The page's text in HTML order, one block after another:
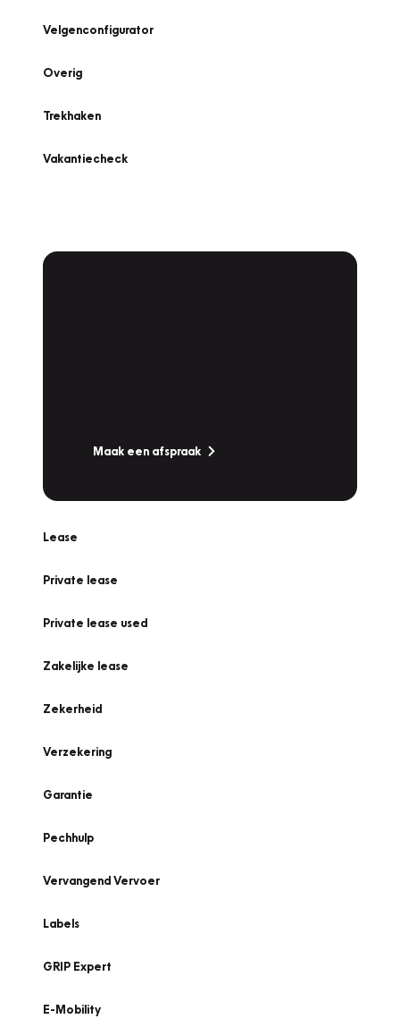
Velgenconfigurator
Overig
Trekhaken
Vakantiecheck
Maak een afspraak
Lease
Private lease
Private lease used
Zakelijke lease
Zekerheid
Verzekering
Garantie
Pechhulp
Vervangend Vervoer
Labels
GRIP Expert
E-Mobility